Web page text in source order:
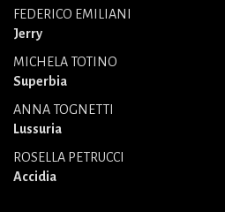
FEDERICO EMILIANI
Jerry
MICHELA TOTINO
Superbia
ANNA TOGNETTI
Lussuria
ROSELLA PETRUCCI
Accidia